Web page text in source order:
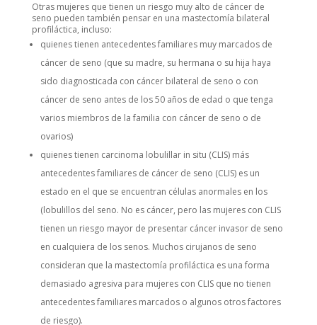
Otras mujeres que tienen un riesgo muy alto de cáncer de
seno pueden también pensar en una mastectomía bilateral
profiláctica, incluso:
quienes tienen antecedentes familiares muy marcados de
cáncer de seno (que su madre, su hermana o su hija haya
sido diagnosticada con cáncer bilateral de seno o con
cáncer de seno antes de los 50 años de edad o que tenga
varios miembros de la familia con cáncer de seno o de
ovarios)
quienes tienen carcinoma lobulillar in situ (CLIS) más
antecedentes familiares de cáncer de seno (CLIS) es un
estado en el que se encuentran células anormales en los
(lobulillos del seno. No es cáncer, pero las mujeres con CLIS
tienen un riesgo mayor de presentar cáncer invasor de seno
en cualquiera de los senos. Muchos cirujanos de seno
consideran que la mastectomía profiláctica es una forma
demasiado agresiva para mujeres con CLIS que no tienen
antecedentes familiares marcados o algunos otros factores
de riesgo).